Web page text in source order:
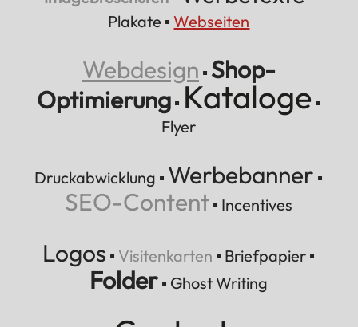
Plakate ▪Webseiten
Webdesign ▪ Shop-
Optimierung ▪ Kataloge ▪
Flyer
Druckabwicklung ▪ Werbebanner ▪
SEO-Content ▪ Incentives
Logos ▪ Visitenkarten ▪ Briefpapier ▪
Folder▪ Ghost Writing